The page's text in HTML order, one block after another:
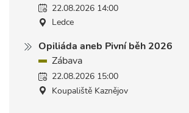
22.08.2026 14:00
Ledce
Opiliáda aneb Pivní běh 2026
Zábava
22.08.2026 15:00
Koupaliště Kaznějov